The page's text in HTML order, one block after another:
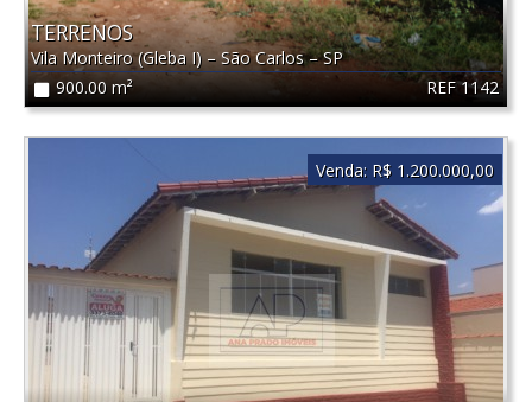
REF 1142
TERRENOS
Vila Monteiro (Gleba I) –São Carlos–SP
900.00 m²
Venda: R$ 1.200.000,00